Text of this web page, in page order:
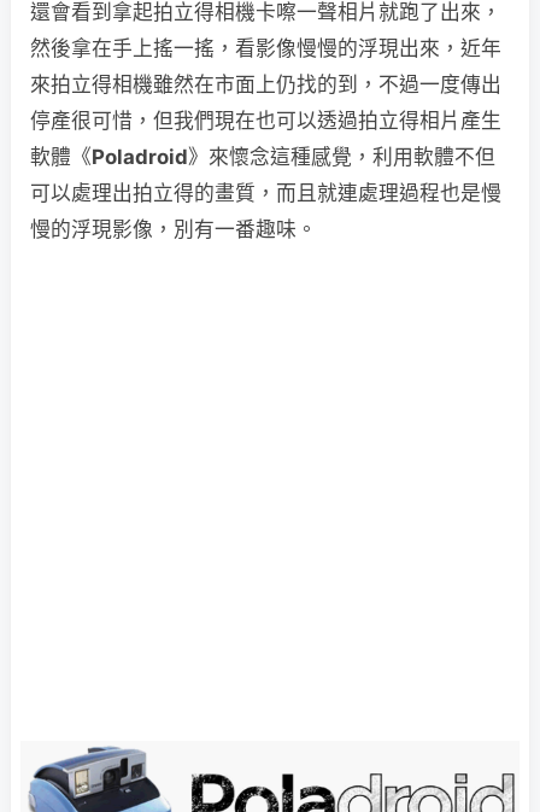
還會看到拿起拍立得相機卡嚓一聲相片就跑了出來，
然後拿在手上搖一搖，看影像慢慢的浮現出來，近年
來拍立得相機雖然在市面上仍找的到，不過一度傳出
停產很可惜，但我們現在也可以透過拍立得相片產生
軟體《Poladroid》來懷念這種感覺，利用軟體不但
可以處理出拍立得的畫質，而且就連處理過程也是慢
慢的浮現影像，別有一番趣味。